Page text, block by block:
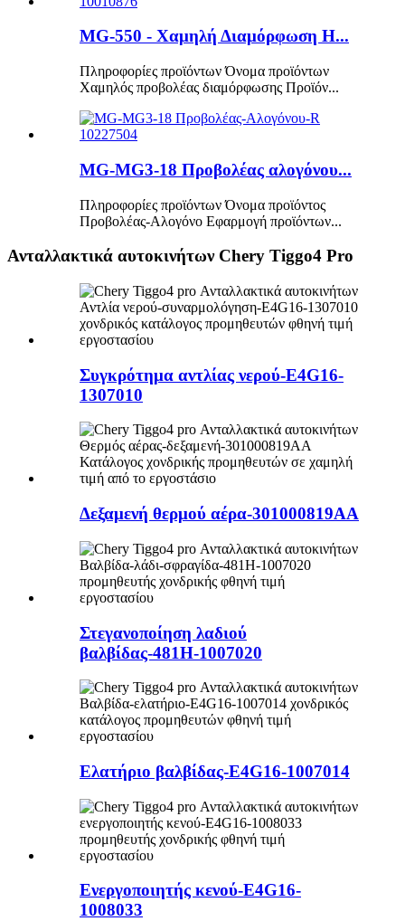
MG-550 - Χαμηλή Διαμόρφωση H...
Πληροφορίες προϊόντων Όνομα προϊόντων
Χαμηλός προβολέας διαμόρφωσης Προϊόν...
MG-MG3-18 Προβολέας αλογόνου...
Πληροφορίες προϊόντων Όνομα προϊόντος
Προβολέας-Αλογόνο Εφαρμογή προϊόντων...
Ανταλλακτικά αυτοκινήτων Chery Tiggo4 Pro
Συγκρότημα αντλίας νερού-E4G16-
1307010
Δεξαμενή θερμού αέρα-301000819AA
Στεγανοποίηση λαδιού
βαλβίδας-481H-1007020
Ελατήριο βαλβίδας-E4G16-1007014
Ενεργοποιητής κενού-E4G16-
1008033